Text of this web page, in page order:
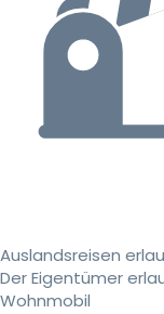
Auslandsreisen
Der Eigentümer
Wohnmobil